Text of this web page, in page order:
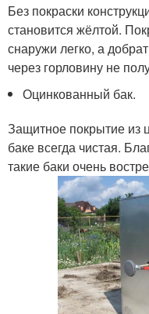
Без покраски
становится жёлтой.
снаружи легко, а
через горловину не
Оцинкованный бак.
Защитное покрытие из
баке всегда чистая.
такие баки очень